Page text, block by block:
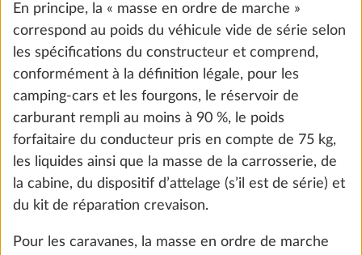
295 CHF
Ajouter
Mobilier
En principe, la « masse en ordre de marche »
correspond au poids du véhicule vide de série selon
les spécifications du constructeur et comprend,
conformément à la définition légale, pour les
camping-cars et les fourgons, le réservoir de
carburant rempli au moins à 90 %, le poids
forfaitaire du conducteur pris en compte de 75 kg,
les liquides ainsi que la masse de la carrosserie, de
la cabine, du dispositif d’attelage (s’il est de série) et
du kit de réparation crevaison.
Pour les caravanes, la masse en ordre de marche